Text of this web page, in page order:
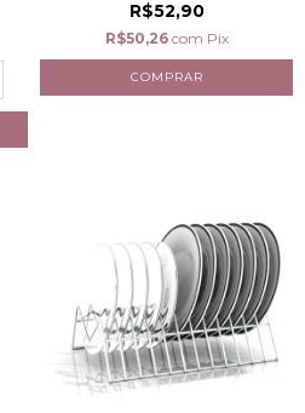
R$52,90
R$50,26 com Pix